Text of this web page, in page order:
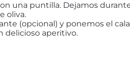
una puntilla. Dejamos
oliva.
(opcional) y ponemos el
delicioso aperitivo.